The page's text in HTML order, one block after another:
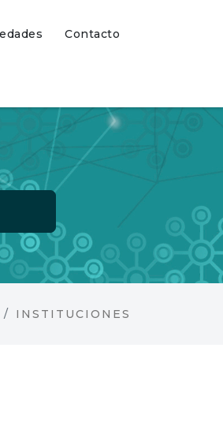
Contacto
INSTITUCIONES